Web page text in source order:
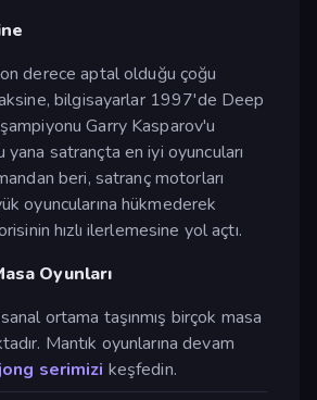
derece aptal olduğu çoğu
bilgisayarlar 1997'de Deep
Garry Kasparov'u
satrançta en iyi oyuncuları
beri, satranç motorları
oyuncularına hükmederek
hızlı ilerlemesine yol açtı.
Oyunları
ortama taşınmış birçok masa
Mantık oyunlarına devam
serimizi keşfedin.